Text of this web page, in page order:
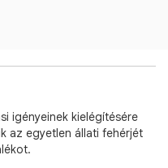
igényeinek kielégítésére
az egyetlen állati fehérjét